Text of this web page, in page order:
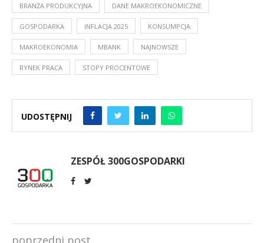
BRANŻA PRODUKCYJNA DANE MAKROEKONOMICZNE
GOSPODARKA INFLACJA 2025 KONSUMPCJA
MAKROEKONOMIA MBANK NAJNOWSZE
RYNEK PRACA STOPY PROCENTOWE
UDOSTĘPNIJ
ZESPÓŁ 300GOSPODARKI
poprzedni post